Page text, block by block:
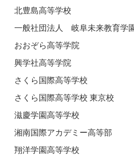
北豊島高等学校
一般社団法人 岐阜未来教育学
おおぞら高等学院
興学社高等学院
さくら国際高等学校
さくら国際高等学校 東京校
滋慶学園高等学校
湘南国際アカデミー高等部
翔洋学園高等学校